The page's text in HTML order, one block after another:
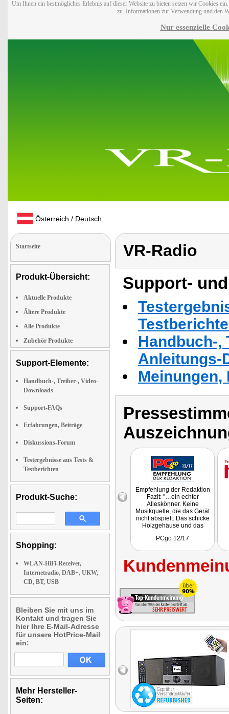
Um Ihnen ein bestmögliches Erlebnis auf dieser Website zu bieten setzen wir Cookies
zu. Informationen zur Verwendung und den
Nur essenzielle
Österreich / Deutsch
Startseite
Produkt-Übersicht:
Aktuelle Produkte
Ältere Produkte
Alle Produkte
Zubehör Produkte
Support-Elemente:
Handbuch-, Treiber-, Video-
Downloads
Support-FAQs
Erfahrungen, Beiträge
Diskussions-Forum
Testergebnisse aus Tests &
Testberichten
Produkt-Suche:
Shopping:
WLAN-HiFi-Receiver,
Internetradio, DAB+, UKW,
CD, BT, USB
Bleiben Sie mit uns im
Kontakt und tragen Sie
hier Ihre E-Mail-Adresse
für unsere HotPrice-Mail
ein:
Mehr Hersteller-
Seiten:
VR-Radio
Support-
Handbuch-,
Anleitungs-
Empfehlung der Redaktion
Fazit: "…ein echter
Alleskönner. Keine
Musikquelle, die das Gerät
nicht abspielt. Das schicke
Holzgehäuse und das
auch optisch etwas her …"
PCgo 12/17